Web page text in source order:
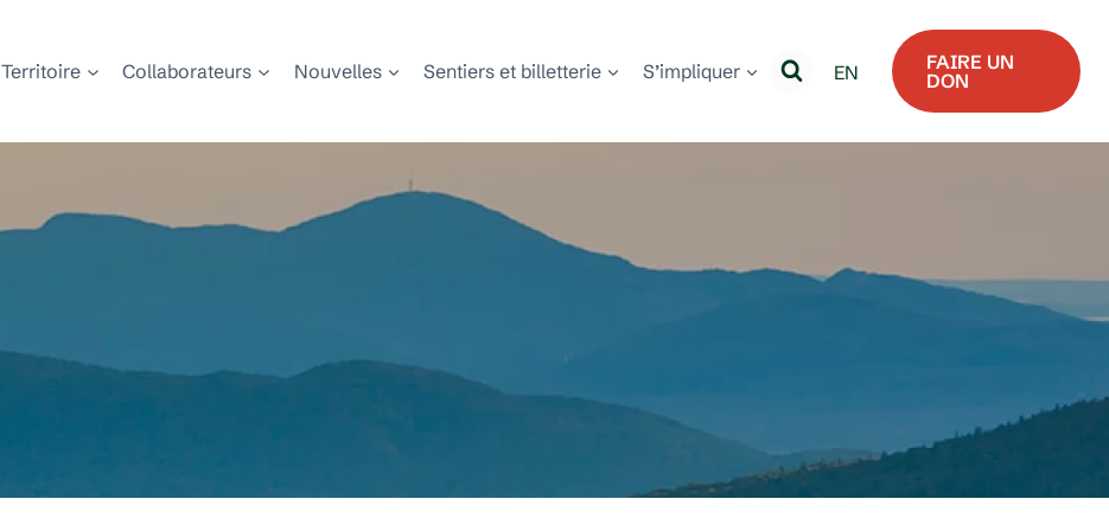
Territoire Collaborateurs Nouvelles Sentiers et billetterie S’impliquer EN
FAIRE UN
DON